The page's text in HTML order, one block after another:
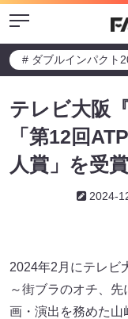
Menu
# ダブルインパクト
テレビ大阪
「第12回
人賞」を受
2024-
2024年2月にテレビ
～街ブラのオチ、
画・演出を務めた山